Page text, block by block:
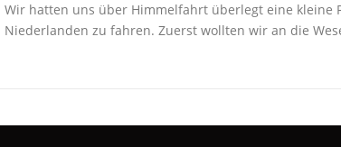
Wir hatten uns über Himmelfahrt überlegt eine kleine
Niederlanden zu fahren. Zuerst wollten wir an die